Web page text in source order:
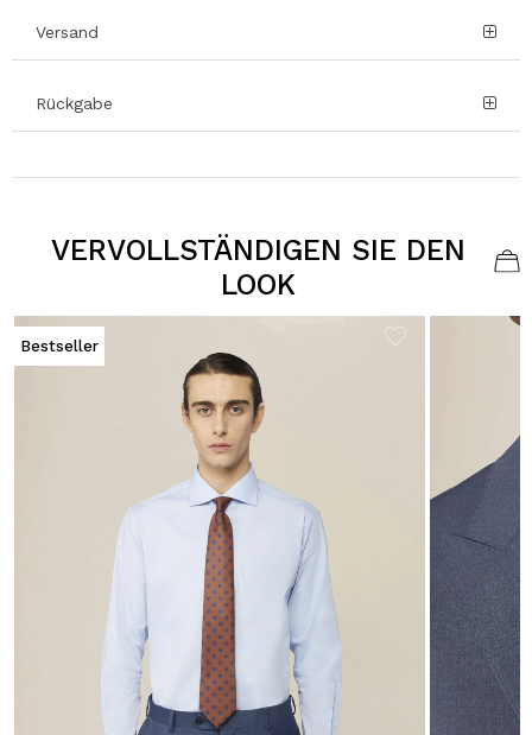
Versand
Rückgabe
VERVOLLSTÄNDIGEN SIE DEN
LOOK
Bestseller